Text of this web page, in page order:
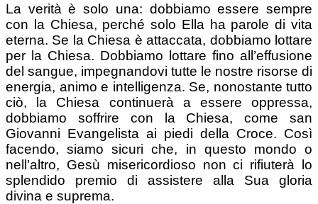
La verità è solo una: dobbiamo essere sempre
con la Chiesa, perché solo Ella ha parole di vita
eterna. Se la Chiesa è attaccata, dobbiamo lottare
per la Chiesa. Dobbiamo lottare fino all’effusione
del sangue, impegnandovi tutte le nostre risorse di
energia, animo e intelligenza. Se, nonostante tutto
ciò, la Chiesa continuerà a essere oppressa,
dobbiamo soffrire con la Chiesa, come san
Giovanni Evangelista ai piedi della Croce. Così
facendo, siamo sicuri che, in questo mondo o
nell’altro, Gesù misericordioso non ci rifiuterà lo
splendido premio di assistere alla Sua gloria
divina e suprema.